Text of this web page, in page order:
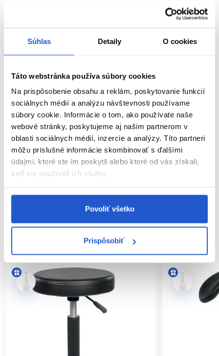
Súhlas Detaily O cookies
Táto webstránka používa súbory cookies
Na prispôsobenie obsahu a reklám, poskytovanie funkcií
sociálnych médií a analýzu návštevnosti používame
súbory cookie. Informácie o tom, ako používate naše
webové stránky, poskytujeme aj našim partnerom v
oblasti sociálnych médií, inzercie a analýzy. Títo partneri
môžu príslušné informácie skombinovať s ďalšími
údajmi, ktoré ste im poskytli alebo ktoré od vás získali,
keď ste používali ich služby.
Povoliť všetko
Prispôsobiť
1) Plastová ochrana, ktorá pôsobí ako dáždnik
3) Špeciálne vyvinuté antistatické kolieska.
Parametre
Video
Značka
Hodnotenia
SÚVISIACE PRODUKTY